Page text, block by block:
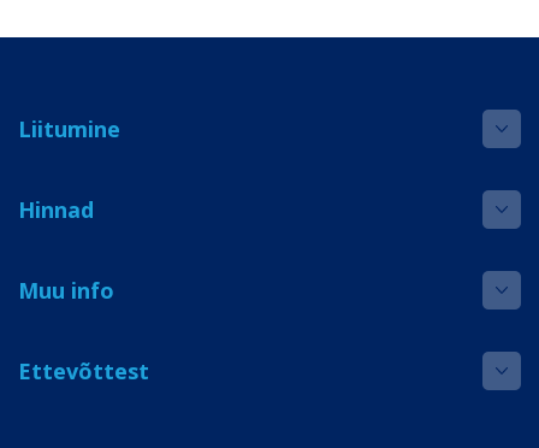
Liitumine
Hinnad
Muu info
Ettevõttest